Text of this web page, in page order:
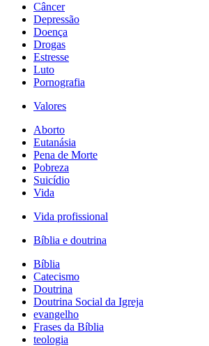
Câncer
Depressão
Doença
Drogas
Estresse
Luto
Pornografia
Valores
Aborto
Eutanásia
Pena de Morte
Pobreza
Suicídio
Vida
Vida profissional
Bíblia e doutrina
Bíblia
Catecismo
Doutrina
Doutrina Social da Igreja
evangelho
Frases da Bíblia
teologia